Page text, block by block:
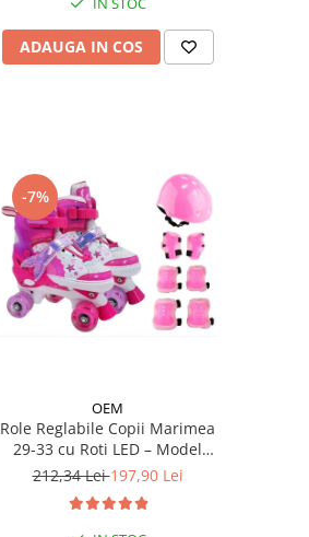
ADAUGA IN COS
-7%
OEM
Role Reglabile Copii Marimea
29-33 cu Roti LED – Model
Sirena, SET PROTECTIE INCLUS
212,34 Lei197,90 Lei